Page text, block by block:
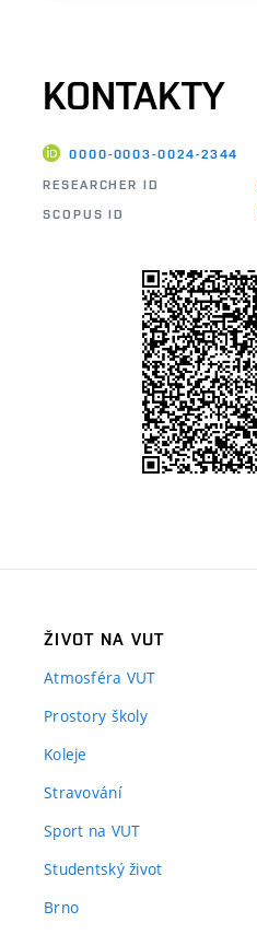
KONTAKTY
0000-0003-0024-2344
RESEARCHER ID
SCOPUS ID
ŽIVOT NA VUT
Atmosféra VUT
Prostory školy
Koleje
Stravování
Sport na VUT
Studentský život
Brno